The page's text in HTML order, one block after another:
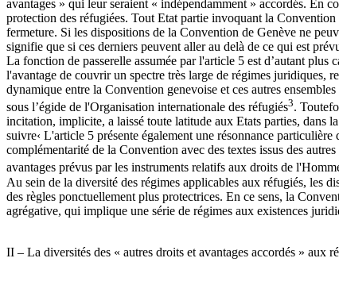
avantages » qui leur seraient « indépendamment » accordés. En
protection des réfugiées. Tout Etat partie invoquant la
fermeture. Si les dispositions de la Convention de Genève ne
signifie que si ces derniers peuvent aller au delà de ce qui est
La fonction de passerelle assumée par l'article 5 est d’autant
l'avantage de couvrir un spectre très large de régimes juridiques,
dynamique entre la Convention genevoise et ces autres
sous l’égide de l'Organisation internationale des réfugiés3.
incitation, implicite, a laissé toute latitude aux Etats parties, dans
suivre‹ L'article 5 présente également une résonnance
complémentarité de la Convention avec des textes issus des
avantages prévus par les instruments relatifs aux droits de
Au sein de la diversité des régimes applicables aux réfugiés, les
des règles ponctuellement plus protectrices. En ce sens, la
agrégative, qui implique une série de régimes aux existences
II – La diversités des « autres droits et avantages accordés » aux